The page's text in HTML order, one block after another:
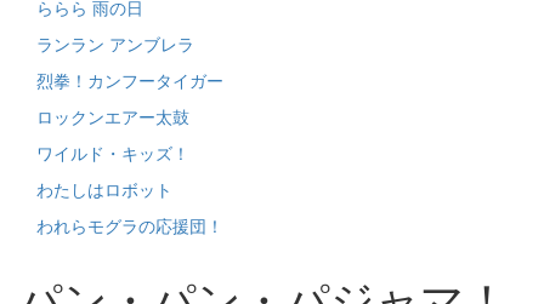
ららら 雨の日
ランラン アンブレラ
烈拳！カンフータイガー
ロックンエアー太鼓
ワイルド・キッズ！
わたしはロボット
われらモグラの応援団！